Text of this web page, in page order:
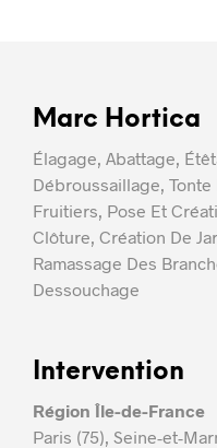
Marc Hortica
Élagage, Abattage,
Débroussaillage, Tonte
Fruitiers, Pose Et
Clôture, Création De
Ramassage Des
Dessouchage
Intervention
Région Île-de-France
Paris (75), Seine-et-